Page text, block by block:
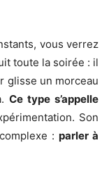
vous verrez
toute la soirée : il
glisse un morceau
Ce type s’appelle
Son
: parler à